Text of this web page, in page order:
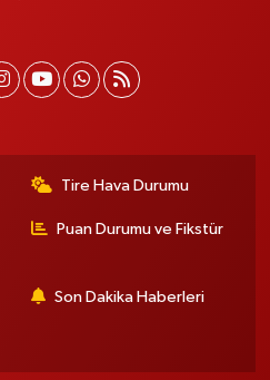
Tire Hava Durumu
Puan Durumu ve Fikstür
Son Dakika Haberleri